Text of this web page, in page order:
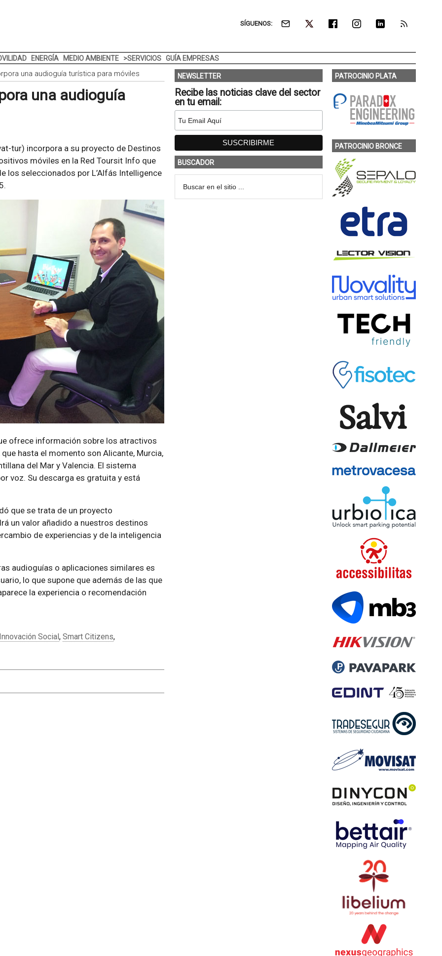
SÍGUENOS:
ENERGÍA MEDIO AMBIENTE >SERVICIOS GUÍA EMPRESAS
una audioguía turística para móviles
una audioguía
tur) incorpora a su proyecto de Destinos
móviles en la Red Toursit Info que
los seleccionados por L’Alfás Intelligence
ofrece información sobre los atractivos
hasta el momento son Alicante, Murcia,
del Mar y Valencia. El sistema
voz. Su descarga es gratuita y está
que se trata de un proyecto
un valor añadido a nuestros destinos
de experiencias y de la inteligencia
audioguías o aplicaciones similares es
lo que supone que además de las que
la experiencia o recomendación
Innovación Social, Smart Citizens,
NEWSLETTER
Recibe las noticias clave del sector
en tu email:
BUSCADOR
PATROCINIO PLATA
PATROCINIO BRONCE